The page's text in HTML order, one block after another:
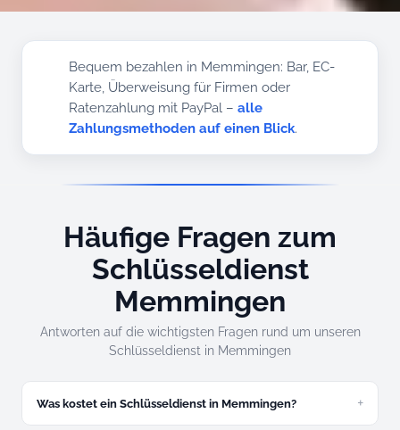
Bequem bezahlen in Memmingen: Bar, EC-
Karte, Überweisung für Firmen oder
Ratenzahlung mit PayPal –alle
Zahlungsmethoden auf einen Blick.
Häufige Fragen zum
Schlüsseldienst
Memmingen
Antworten auf die wichtigsten Fragen rund um unseren
Schlüsseldienst in Memmingen
Was kostet ein Schlüsseldienst in Memmingen?